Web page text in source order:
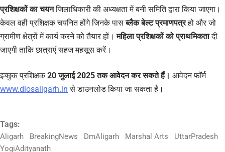
प्रशिक्षकों का चयनजिलाधिकारी की अध्यक्षता में बनी समिति द्वारा किया जाएगा।
केवल वही प्रशिक्षक चयनित होंगे जिनके पासब्लैक बेल्ट प्रमाणपत्रहो और जो
ग्रामीण क्षेत्रों में कार्य करने को तैयार हों।महिला प्रशिक्षकों को प्राथमिकतादी
जाएगी ताकि छात्राएं सहज महसूस करें।
इच्छुक प्रशिक्षक20 जुलाई 2025 तक आवेदन कर सकते हैं। आवेदन फॉर्म
www.diosaligarh.in से डाउनलोड किया जा सकता है।
Tags:
Aligarh BreakingNews DmAligarh Marshal Arts
UttarPradesh
YogiAdityanath